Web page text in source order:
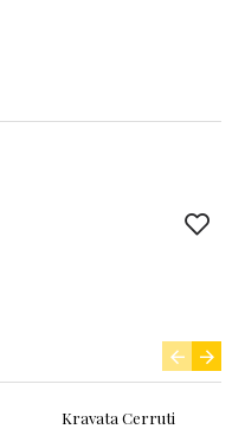
Kravata Cerruti